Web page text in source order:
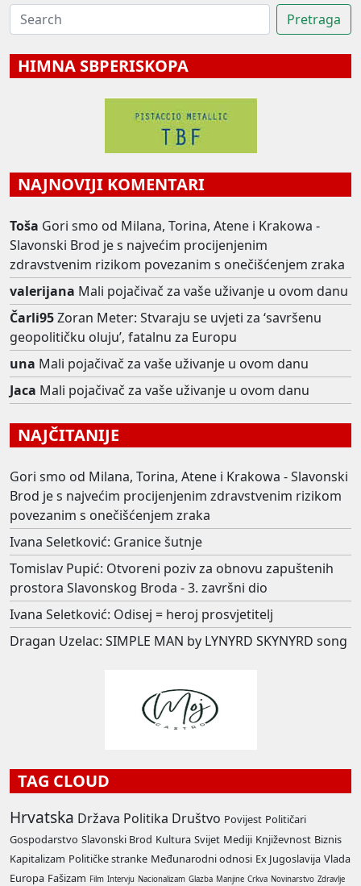
HIMNA SBPERISKOPA
NAJNOVIJI KOMENTARI
Toša Gori smo od Milana, Torina, Atene i Krakowa -
Slavonski Brod je s najvećim procijenjenim
zdravstvenim rizikom povezanim s onečišćenjem zraka
valerijana Mali pojačivač za vaše uživanje u ovom danu
Čarli95Zoran Meter: Stvaraju se uvjeti za ‘savršenu
geopolitičku oluju’, fatalnu za Europu
una Mali pojačivač za vaše uživanje u ovom danu
Jaca Mali pojačivač za vaše uživanje u ovom danu
NAJČITANIJE
Gori smo od Milana, Torina, Atene i Krakowa - Slavonski
Brod je s najvećim procijenjenim zdravstvenim rizikom
povezanim s onečišćenjem zraka
Ivana Seletković: Granice šutnje
Tomislav Pupić: Otvoreni poziv za obnovu zapuštenih
prostora Slavonskog Broda - 3. završni dio
Ivana Seletković: Odisej = heroj prosvjetitelj
Dragan Uzelac: SIMPLE MAN by LYNYRD SKYNYRD song
TAG CLOUD
Hrvatska Država Politika Društvo Povijest Političari
Gospodarstvo Slavonski Brod Kultura Svijet Mediji Književnost Biznis
Kapitalizam Političke stranke Međunarodni odnosi Ex Jugoslavija Vlada
Europa Fašizam Film Intervju Nacionalizam Glazba Manjine Crkva Novinarstvo Zdravlje